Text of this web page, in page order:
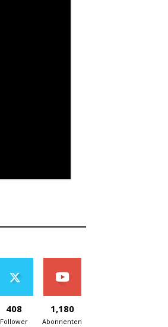
408
Follower
1,180
Abonnenten